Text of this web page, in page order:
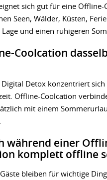
sich gut für eine Offline-
Seen, Wälder, Küsten,
und einen ruhigeren
Coolcation
Digital Detox konzentriert
Offline-Coolcation
mit einem
während einer
komplett offline
bleiben für wichtige